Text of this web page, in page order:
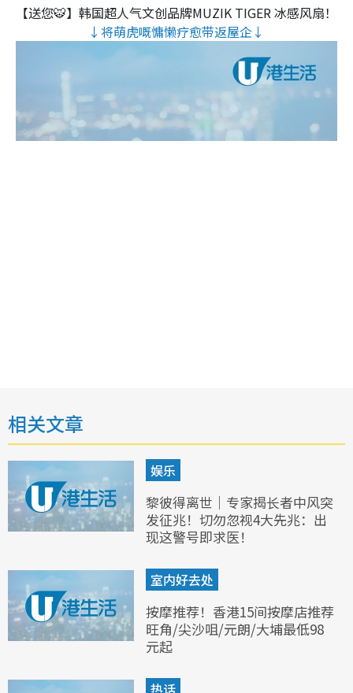
【送您🐯】韩国超人气文创品牌MUZIK TIGER 冰感风扇！
↓将萌虎嘅慵懒疗愈带返屋企↓
相关文章
娱乐
黎彼得离世｜专家揭长者中风突
发征兆！切勿忽视4大先兆：出
现这警号即求医！
室内好去处
按摩推荐！香港15间按摩店推荐
旺角/尖沙咀/元朗/大埔最低98
元起